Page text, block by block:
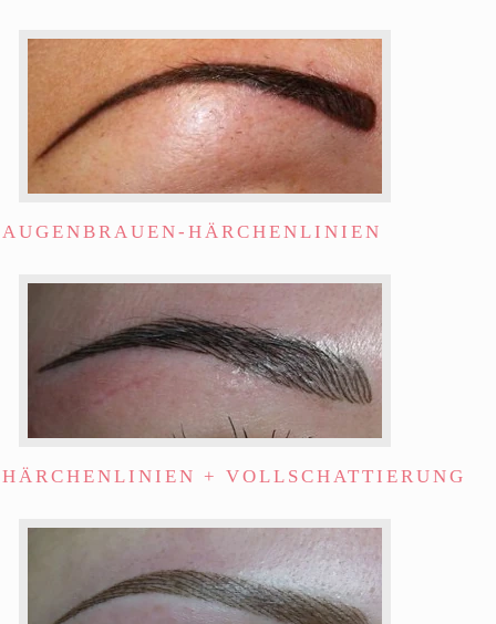
AUGENBRAUEN-HÄRCHENLINIEN
HÄRCHENLINIEN + VOLLSCHATTIERUNG